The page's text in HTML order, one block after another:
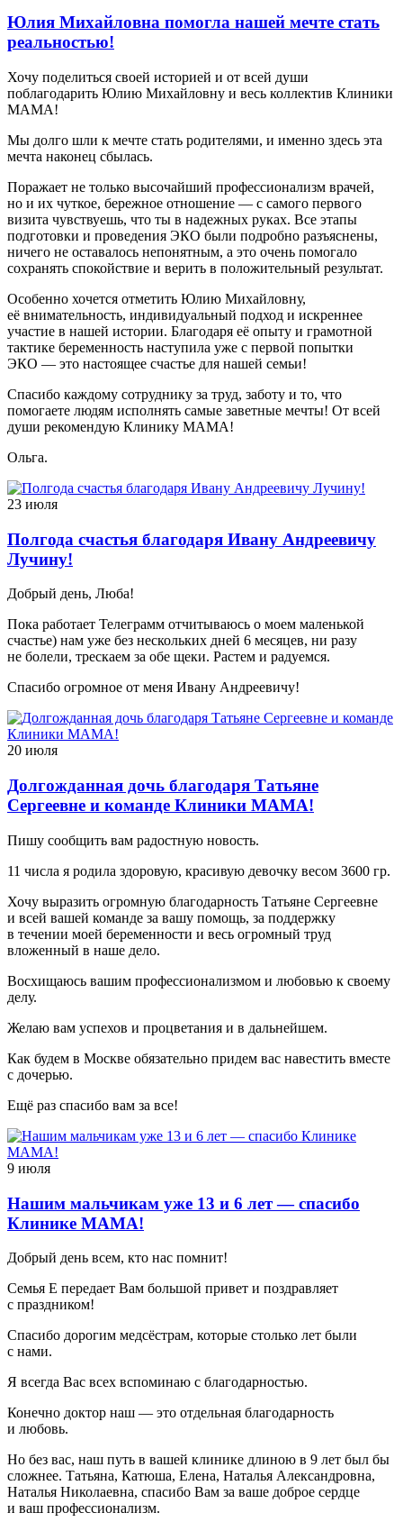
Юлия Михайловна помогла нашей мечте стать
реальностью!
Хочу поделиться своей историей и от всей души
поблагодарить Юлию Михайловну и весь коллектив Клиники
МАМА!
Мы долго шли к мечте стать родителями, и именно здесь эта
мечта наконец сбылась.
Поражает не только высочайший профессионализм врачей,
но и их чуткое, бережное отношение — с самого первого
визита чувствуешь, что ты в надежных руках. Все этапы
подготовки и проведения ЭКО были подробно разъяснены,
ничего не оставалось непонятным, а это очень помогало
сохранять спокойствие и верить в положительный результат.
Особенно хочется отметить Юлию Михайловну,
её внимательность, индивидуальный подход и искреннее
участие в нашей истории. Благодаря её опыту и грамотной
тактике беременность наступила уже с первой попытки
ЭКО — это настоящее счастье для нашей семьи!
Спасибо каждому сотруднику за труд, заботу и то, что
помогаете людям исполнять самые заветные мечты! От всей
души рекомендую Клинику МАМА!
Ольга.
23 июля
Полгода счастья благодаря Ивану Андреевичу
Лучину!
Добрый день, Люба!
Пока работает Телеграмм отчитываюсь о моем маленькой
счастье) нам уже без нескольких дней 6 месяцев, ни разу
не болели, трескаем за обе щеки. Растем и радуемся.
Спасибо огромное от меня Ивану Андреевичу!
20 июля
Долгожданная дочь благодаря Татьяне
Сергеевне и команде Клиники МАМА!
Пишу сообщить вам радостную новость.
11 числа я родила здоровую, красивую девочку весом 3600 гр.
Хочу выразить огромную благодарность Татьяне Сергеевне
и всей вашей команде за вашу помощь, за поддержку
в течении моей беременности и весь огромный труд
вложенный в наше дело.
Восхищаюсь вашим профессионализмом и любовью к своему
делу.
Желаю вам успехов и процветания и в дальнейшем.
Как будем в Москве обязательно придем вас навестить вместе
с дочерью.
Ещё раз спасибо вам за все!
9 июля
Нашим мальчикам уже 13 и 6 лет — спасибо
Клинике МАМА!
Добрый день всем, кто нас помнит!
Семья Е передает Вам большой привет и поздравляет
с праздником!
Спасибо дорогим медсёстрам, которые столько лет были
с нами.
Я всегда Вас всех вспоминаю с благодарностью.
Конечно доктор наш — это отдельная благодарность
и любовь.
Но без вас, наш путь в вашей клинике длиною в 9 лет был бы
сложнее. Татьяна, Катюша, Елена, Наталья Александровна,
Наталья Николаевна, спасибо Вам за ваше доброе сердце
и ваш профессионализм.